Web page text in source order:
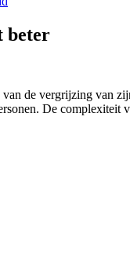
beter
de vergrijzing van
De